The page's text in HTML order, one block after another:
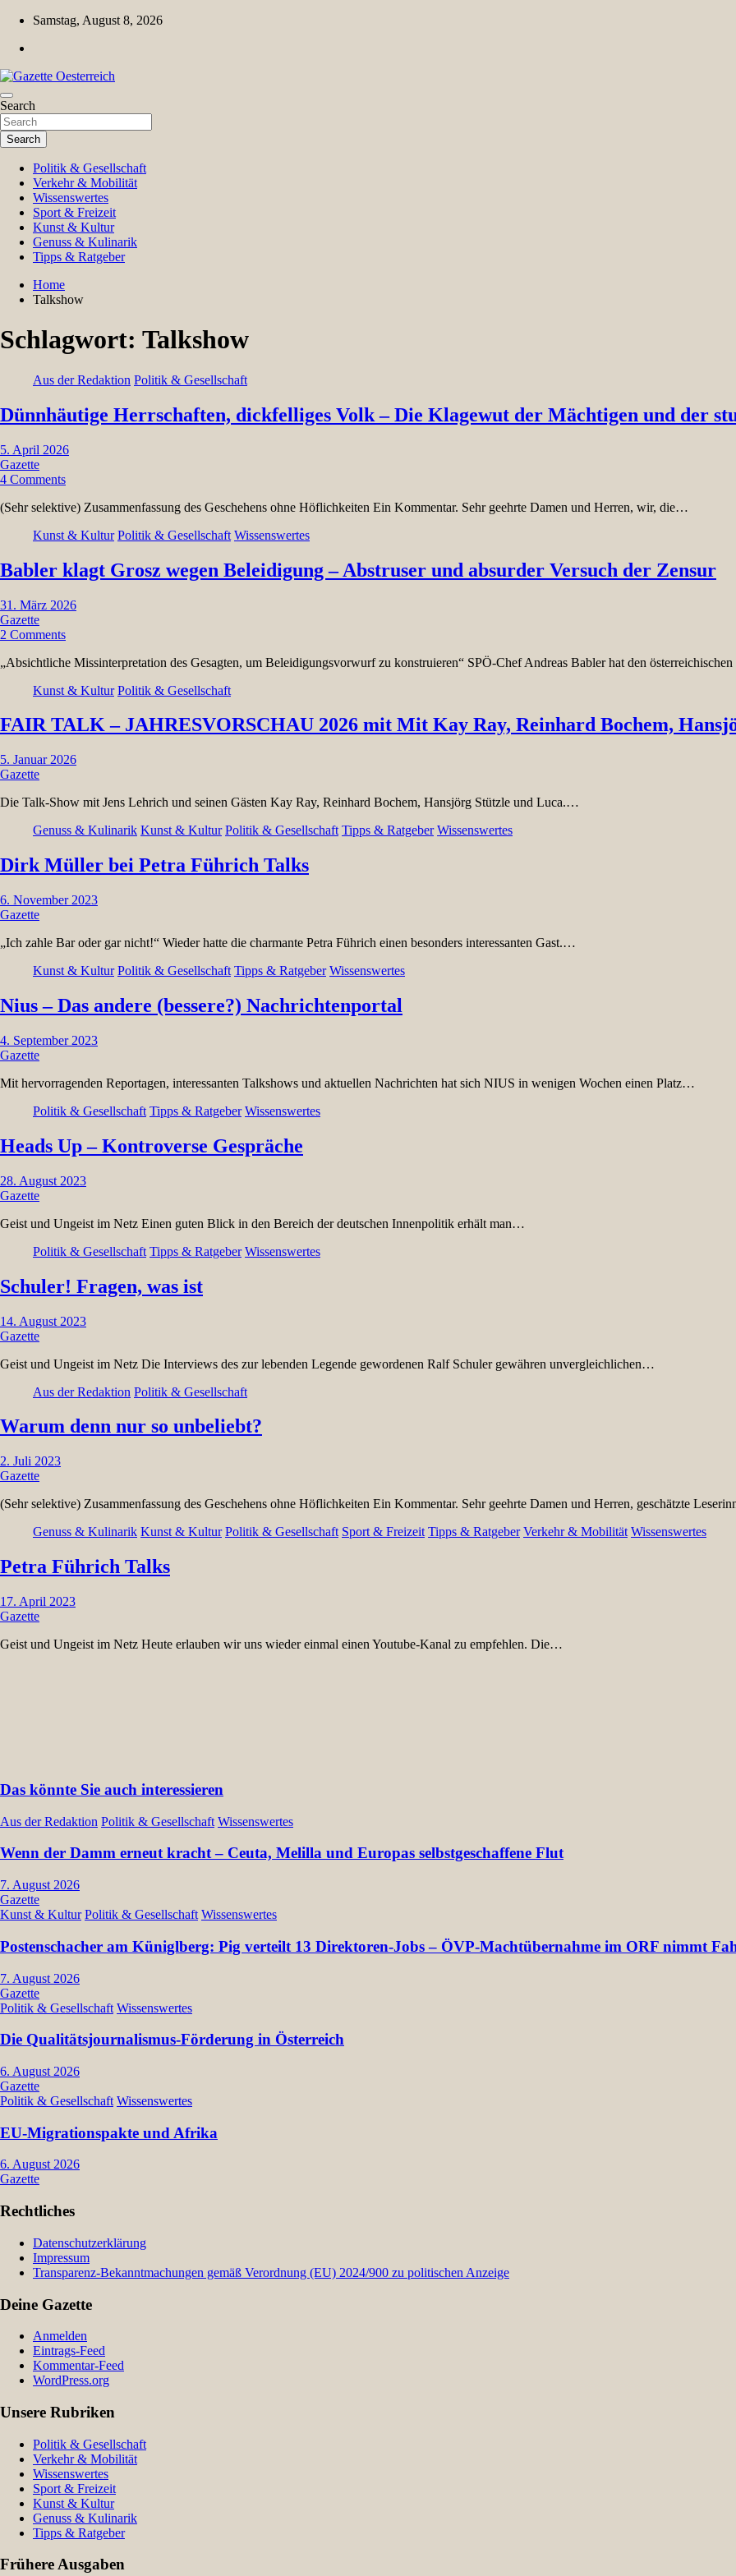
Skip
content
Samstag, August 8, 2026
Gazette Oesterreich
Magazin für Freizeit, Politik, Kultur & Wissenschaft
Search
Search
Politik & Gesellschaft
Verkehr & Mobilität
Wissenswertes
Sport & Freizeit
Kunst & Kultur
Genuss & Kulinarik
Tipps & Ratgeber
Home
Talkshow
Schlagwort: Talkshow
Aus der Redaktion Politik & Gesellschaft
Dünnhäutige Herrschaften, dickfelliges Volk – Die Klagewut der Mächtigen und der
5. April 2026
Gazette
4 Comments
(Sehr selektive) Zusammenfassung des Geschehens ohne Höflichkeiten Ein Kommentar. Sehr geehrte Damen und Herren, wir, die…
Kunst & Kultur Politik & Gesellschaft Wissenswertes
Babler klagt Grosz wegen Beleidigung – Abstruser und absurder Versuch der Zensur
31. März 2026
Gazette
2 Comments
„Absichtliche Missinterpretation des Gesagten, um Beleidigungsvorwurf zu konstruieren“ SPÖ-Chef Andreas Babler hat den
Kunst & Kultur Politik & Gesellschaft
FAIR TALK – JAHRESVORSCHAU 2026 mit Mit Kay Ray, Reinhard Bochem,
5. Januar 2026
Gazette
Die Talk-Show mit Jens Lehrich und seinen Gästen Kay Ray, Reinhard Bochem, Hansjörg Stützle und Luca.…
Genuss & Kulinarik Kunst & Kultur Politik & Gesellschaft Tipps & Ratgeber Wissenswertes
Dirk Müller bei Petra Führich Talks
6. November 2023
Gazette
„Ich zahle Bar oder gar nicht!“ Wieder hatte die charmante Petra Führich einen besonders interessanten Gast.…
Kunst & Kultur Politik & Gesellschaft Tipps & Ratgeber Wissenswertes
Nius – Das andere (bessere?) Nachrichtenportal
4. September 2023
Gazette
Mit hervorragenden Reportagen, interessanten Talkshows und aktuellen Nachrichten hat sich NIUS in wenigen Wochen einen Platz…
Politik & Gesellschaft Tipps & Ratgeber Wissenswertes
Heads Up – Kontroverse Gespräche
28. August 2023
Gazette
Geist und Ungeist im Netz Einen guten Blick in den Bereich der deutschen Innenpolitik erhält man…
Politik & Gesellschaft Tipps & Ratgeber Wissenswertes
Schuler! Fragen, was ist
14. August 2023
Gazette
Geist und Ungeist im Netz Die Interviews des zur lebenden Legende gewordenen Ralf Schuler gewähren unvergleichlichen…
Aus der Redaktion Politik & Gesellschaft
Warum denn nur so unbeliebt?
2. Juli 2023
Gazette
(Sehr selektive) Zusammenfassung des Geschehens ohne Höflichkeiten Ein Kommentar. Sehr geehrte Damen und Herren, geschätzte
Genuss & Kulinarik Kunst & Kultur Politik & Gesellschaft Sport & Freizeit Tipps & Ratgeber Verkehr & Mobilität Wissenswertes
Petra Führich Talks
17. April 2023
Gazette
Geist und Ungeist im Netz Heute erlauben wir uns wieder einmal einen Youtube-Kanal zu empfehlen. Die…
Das könnte Sie auch interessieren
Aus der Redaktion Politik & Gesellschaft Wissenswertes
Wenn der Damm erneut kracht – Ceuta, Melilla und Europas selbstgeschaffene Flut
7. August 2026
Gazette
Kunst & Kultur Politik & Gesellschaft Wissenswertes
Postenschacher am Küniglberg: Pig verteilt 13 Direktoren-Jobs – ÖVP-Machtübernahme im ORF nimmt
7. August 2026
Gazette
Politik & Gesellschaft Wissenswertes
Die Qualitätsjournalismus-Förderung in Österreich
6. August 2026
Gazette
Politik & Gesellschaft Wissenswertes
EU-Migrationspakte und Afrika
6. August 2026
Gazette
Rechtliches
Datenschutzerklärung
Impressum
Transparenz-Bekanntmachungen gemäß Verordnung (EU) 2024/900 zu politischen Anzeige
Deine Gazette
Anmelden
Eintrags-Feed
Kommentar-Feed
WordPress.org
Unsere Rubriken
Politik & Gesellschaft
Verkehr & Mobilität
Wissenswertes
Sport & Freizeit
Kunst & Kultur
Genuss & Kulinarik
Tipps & Ratgeber
Frühere Ausgaben